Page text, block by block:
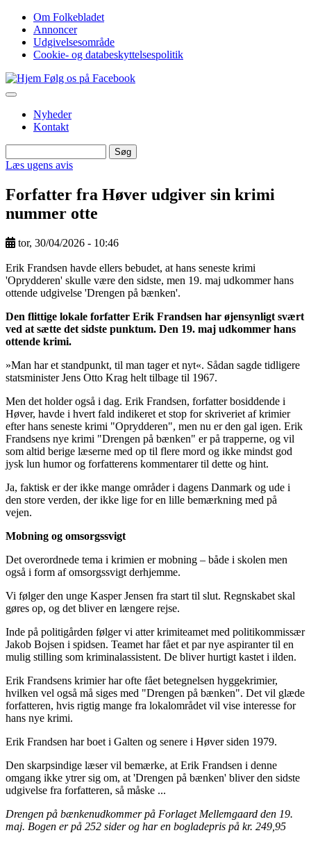
hovedindhold
Top
navigation
Om Folkebladet
Annoncer
Udgivelsesområde
Cookie- og databeskyttelsespolitik
Følg os på Facebook
Nyheder
Kontakt
Søg
Læs ugens avis
Forfatter fra Høver udgiver sin krimi
nummer otte
tor, 30/04/2026 - 10:46
Erik Frandsen havde ellers bebudet, at hans seneste krimi
'Oprydderen' skulle være den sidste, men 19. maj udkommer hans
ottende udgivelse 'Drengen på bænken'.
Den flittige lokale forfatter Erik Frandsen har øjensynligt svært
ved at sætte det sidste punktum. Den 19. maj udkommer hans
ottende krimi.
»Man har et standpunkt, til man tager et nyt«. Sådan sagde tidligere
statsminister Jens Otto Krag helt tilbage til 1967.
Men det holder også i dag. Erik Frandsen, forfatter bosiddende i
Høver, havde i hvert fald indikeret et stop for skriveriet af krimier
efter hans seneste krimi "Oprydderen", men nu er den gal igen. Erik
Frandsens nye krimi "Drengen på bænken" er på trapperne, og vil
som altid berige læserne med op til flere mord og ikke mindst god
jysk lun humor og forfatterens kommentarer til dette og hint.
Ja, faktisk er der ikke mange områder i dagens Danmark og ude i
den store verden, der ikke lige for en lille bemærkning med på
vejen.
Mobning og omsorgssvigt
Det overordnede tema i krimien er mobning – både i skolen men
også i form af omsorgssvigt derhjemme.
Vi følger den unge Kasper Jensen fra start til slut. Regnskabet skal
gøres op, og det bliver en længere rejse.
Inde på politigården følger vi atter krimiteamet med politikommissær
Jakob Bojsen i spidsen. Teamet har fået et par nye aspiranter til en
mulig stilling som kriminalassistent. De bliver hurtigt kastet i ilden.
Erik Frandsens krimier har ofte fået betegnelsen hyggekrimier,
hvilken vel også må siges med "Drengen på bænken". Det vil glæde
forfatteren, hvis rigtig mange fra lokalområdet vil vise interesse for
hans nye krimi.
Erik Frandsen har boet i Galten og senere i Høver siden 1979.
Den skarpsindige læser vil bemærke, at Erik Frandsen i denne
omgang ikke ytrer sig om, at 'Drengen på bænken' bliver den sidste
udgivelse fra forfatteren, så måske ...
Drengen på bænkenudkommer på Forlaget Mellemgaard den 19.
maj. Bogen er på 252 sider og har en bogladepris på kr. 249,95